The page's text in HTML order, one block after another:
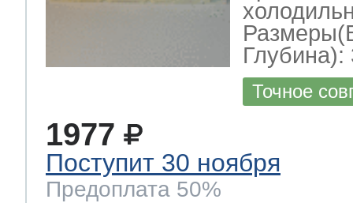
Глубина):
Точное
1977
Поступит 30 ноября
Предоплата 50%